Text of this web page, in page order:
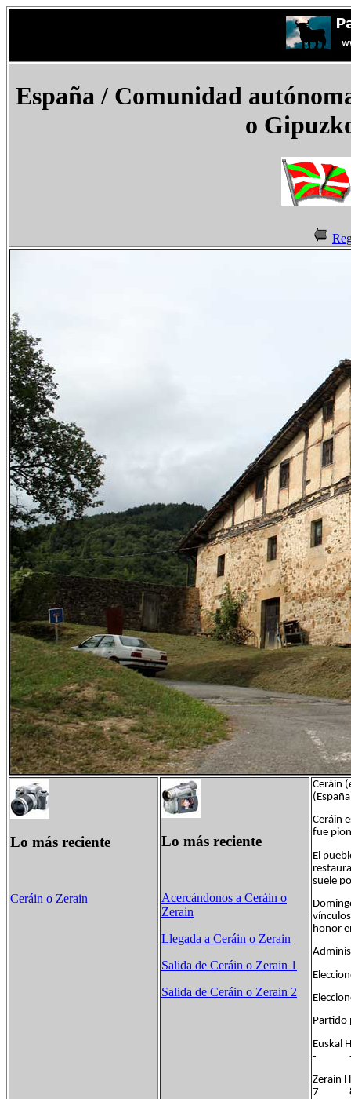
España/ Comunidad
o
Lo más reciente
Ceráin o Zerain
Lo más reciente
Acercándonos a Ceráin o
Zerain
Llegada a Ceráin o Zerain
Salida de Ceráin o Zerain 1
Salida de Ceráin o Zerain 2
Ceráin
Ceráin
fue
El
suele
honor
-
7